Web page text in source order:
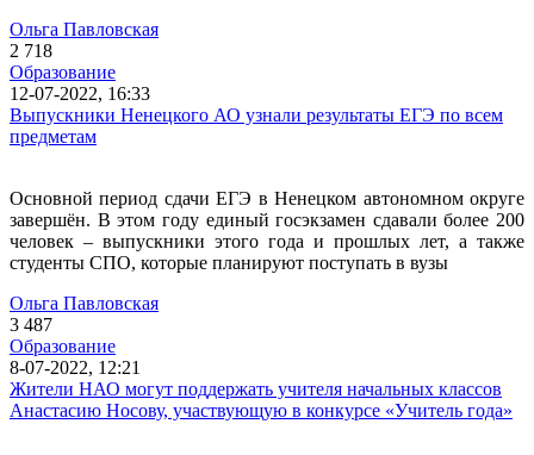
Ольга Павловская
2 718
Образование
12-07-2022, 16:33
Выпускники Ненецкого АО узнали результаты ЕГЭ по всем
предметам
Основной период сдачи ЕГЭ в Ненецком автономном округе
завершён. В этом году единый госэкзамен сдавали более 200
человек – выпускники этого года и прошлых лет, а также
студенты СПО, которые планируют поступать в вузы
Ольга Павловская
3 487
Образование
8-07-2022, 12:21
Жители НАО могут поддержать учителя начальных классов
Анастасию Носову, участвующую в конкурсе «Учитель года»